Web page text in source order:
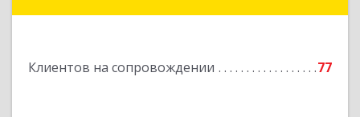
Клиентов на сопровождении 77
Подробнее